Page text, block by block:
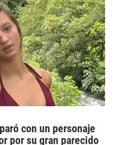
con un personaje
por su gran parecido